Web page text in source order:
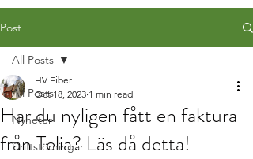
Post
All Posts
Nyheter
Driftstörningar
All Posts
Har du nyligen fått en faktura
från Telia? Läs då detta!
HV Fiber
Oct 18, 2023 1 min read